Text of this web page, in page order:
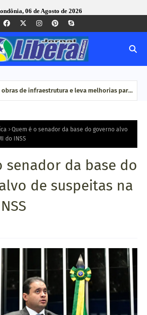
06 de Agosto de 2026
obras de infraestrutura e leva melhorias para
Quem é o senador da base do governo alvo
do INSS
senador da base do
de suspeitas na